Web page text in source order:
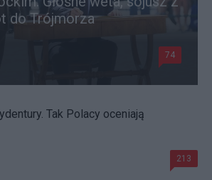
do Trójmorza
74
Tak Polacy oceniają
213